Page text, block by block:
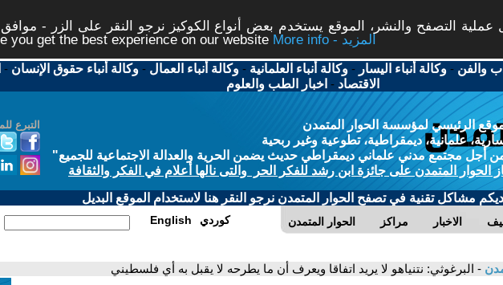
التصفح والنشر، الموقع يستخدم بعض أنواع الكوكيز نرجو النقر على الزر -
you get the best experience on our website
More info - المزيد
والفن -وكالة أنباء اليسار -وكالة أنباء العلمانية -وكالة أنباء العمال -وكالة أنباء حقوق الإنسان -
الاقتصاد - اخبار الطب والعلوم
التبرع
الرئيسي لمؤسسة الحوار المتمدن
علمانية، ديمقراطية، تطوعية وغير ربحية
أجل مجتمع مدني علماني ديمقراطي حديث يضمن الحرية والعدالة الاجتماعية للجميع"
الحوار المتمدن على جائزة ابن رشد للفكر الحر والتى نالها أعلام في الفكر والثقافة
لديكم مشاكل تقنية في تصفح الحوار المتمدن نرجو النقر هنا لاستخدام الموقع البديل
الحوار المتمدن مراكز الاخبار English كوردي
- البرغوثي: نتنياهو لا يريد اتفاقا ويعرف أن ما يطرحه لا يقبل به أي فلسطيني